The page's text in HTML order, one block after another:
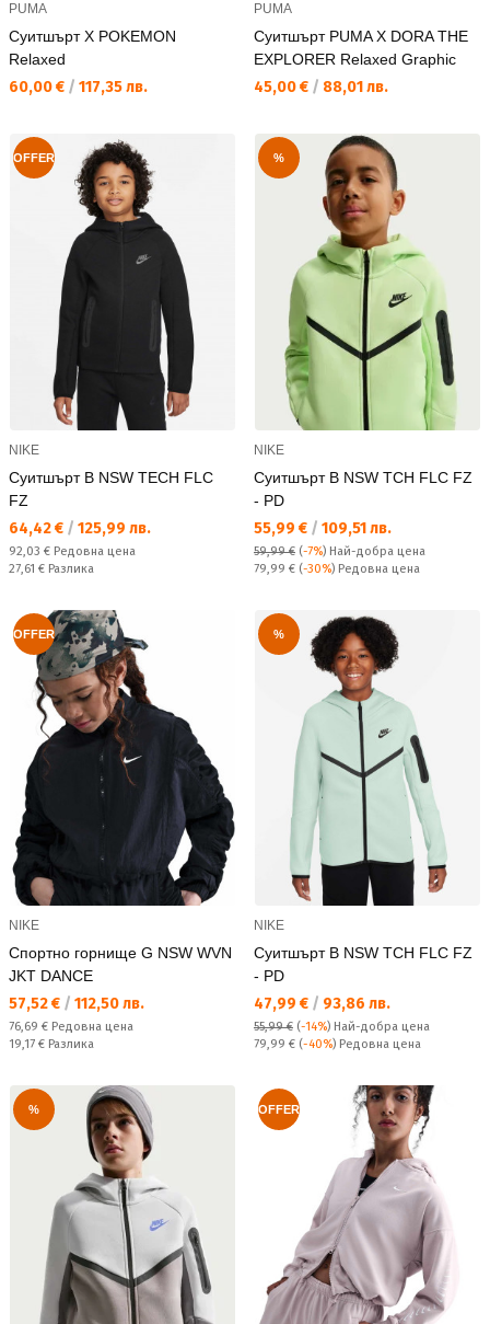
PUMA
Суитшърт X POKEMON
Relaxed
Текуща цена:
60,00 € / 117,35 лв.
PUMA
Суитшърт PUMA X DORA THE
EXPLORER Relaxed Graphic
Текуща цена:
45,00 € / 88,01 лв.
OFFER
NIKE
Суитшърт B NSW TECH FLC
FZ
Текуща цена:
64,42 € / 125,99 лв.
Редовна цена:
92,03 € Редовна цена
Спестявате:
27,61 € Разлика
%
NIKE
Суитшърт B NSW TCH FLC FZ
- PD
Текуща цена:
55,99 € / 109,51 лв.
59,99 € (-7%) Най-добра цена
Редовна цена:
79,99 € (-30%) Редовна цена
OFFER
NIKE
Спортно горнище G NSW WVN
JKT DANCE
Текуща цена:
57,52 € / 112,50 лв.
Редовна цена:
76,69 € Редовна цена
Спестявате:
19,17 € Разлика
%
NIKE
Суитшърт B NSW TCH FLC FZ
- PD
Текуща цена:
47,99 € / 93,86 лв.
55,99 € (-14%) Най-добра цена
Редовна цена:
79,99 € (-40%) Редовна цена
% OFFER